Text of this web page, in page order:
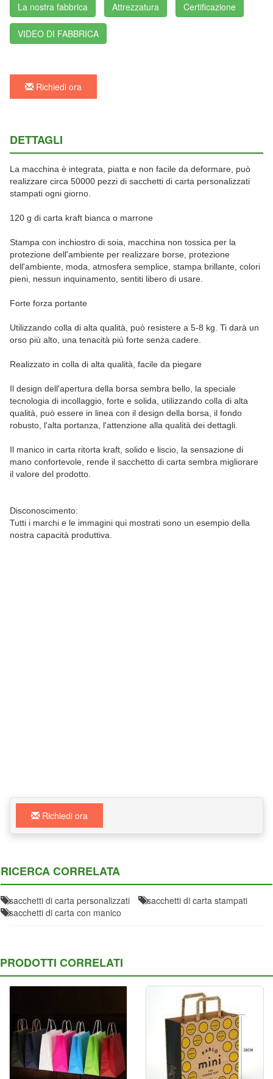
La nostra fabbrica Attrezzatura Certificazione
VIDEO DI FABBRICA
Richiedi ora
DETTAGLI
La macchina è integrata, piatta e non facile da deformare, può
realizzare circa 50000 pezzi di sacchetti di carta personalizzati
stampati ogni giorno.
120 g di carta kraft bianca o marrone
Stampa con inchiostro di soia, macchina non tossica per la
protezione dell'ambiente per realizzare borse, protezione
dell'ambiente, moda, atmosfera semplice, stampa brillante, colori
pieni, nessun inquinamento, sentiti libero di usare.
Forte forza portante
Utilizzando colla di alta qualità, può resistere a 5-8 kg. Ti darà un
orso più alto, una tenacità più forte senza cadere.
Realizzato in colla di alta qualità, facile da piegare
Il design dell'apertura della borsa sembra bello, la speciale
tecnologia di incollaggio, forte e solida, utilizzando colla di alta
qualità, può essere in linea con il design della borsa, il fondo
robusto, l'alta portanza, l'attenzione alla qualità dei dettagli.
Il manico in carta ritorta kraft, solido e liscio, la sensazione di
mano confortevole, rende il sacchetto di carta sembra migliorare
il valore del prodotto.
Disconoscimento:
Tutti i marchi e le immagini qui mostrati sono un esempio della
nostra capacità produttiva.
Richiedi ora
RICERCA CORRELATA
sacchetti di carta personalizzati
sacchetti di carta stampati
sacchetti di carta con manico
PRODOTTI CORRELATI